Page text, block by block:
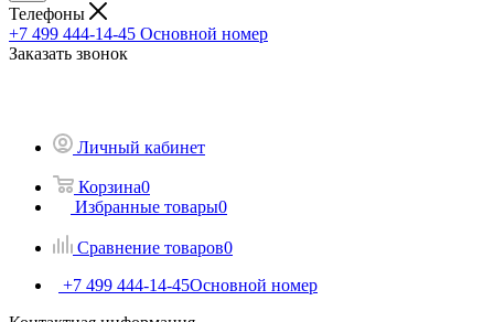
Телефоны
+7 499 444-14-45 Основной номер
Заказать звонок
Личный кабинет
Корзина0
Избранные товары0
Сравнение товаров0
+7 499 444-14-45Основной номер